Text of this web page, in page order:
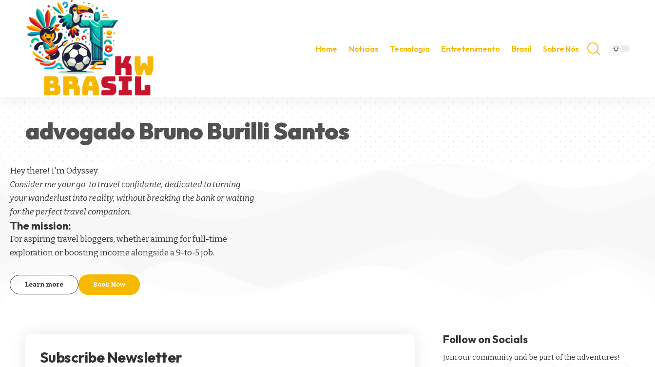
Home Noticias Tecnologia Entretenimento Brasil Sobre Nós
advogado Bruno Burilli Santos
Hey there! I'm Odyssey.
Consider me your go-to travel confidante, dedicated to turning
your wanderlust into reality, without breaking the bank or waiting
for the perfect travel companion.
The mission:
For aspiringtravel bloggers, whether aiming for full-time
exploration or boosting income alongside a 9-to-5 job.
Learn more Book Now
Subscribe Newsletter
Follow on Socials
Join our community and be part of the adventures!